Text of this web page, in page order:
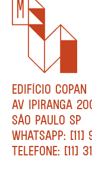
EDIFÍCIO COPAN
AV IPIRANGA
SÃO PAULO SP
WHATSAPP: [11]
TELEFONE: [11]